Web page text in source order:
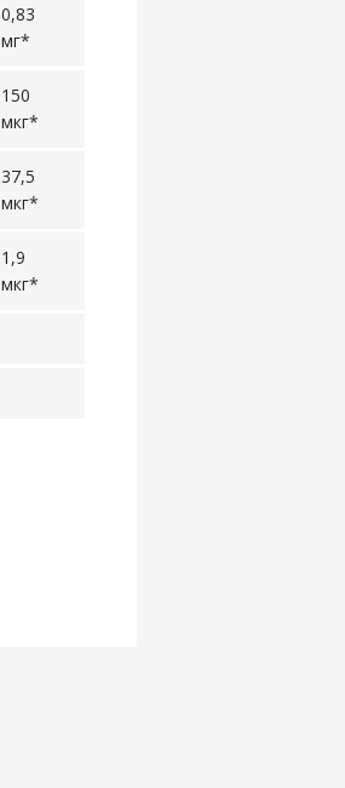
0,83
мг*
150
мкг*
37,5
мкг*
1,9
мкг*